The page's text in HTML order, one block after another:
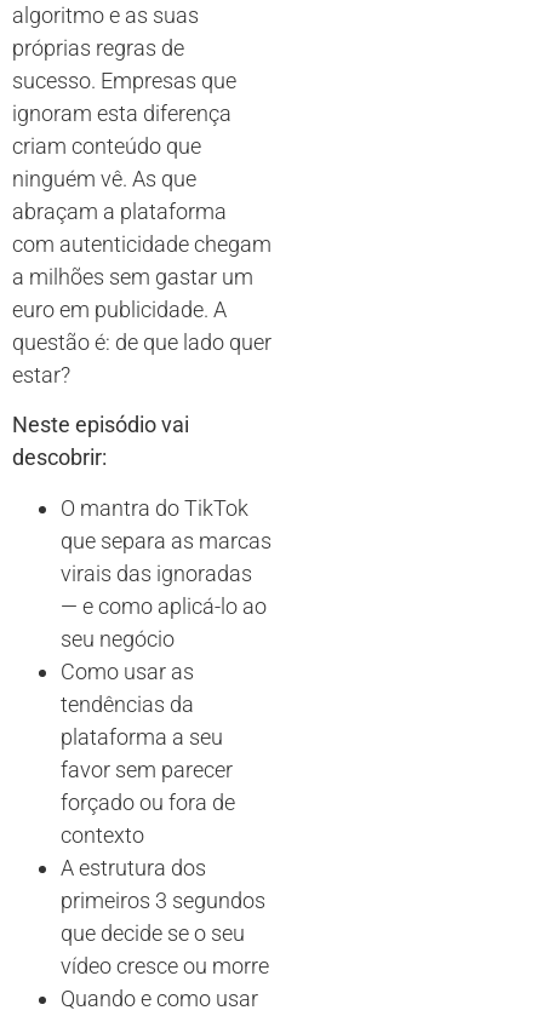
algoritmo e as suas
próprias regras de
sucesso. Empresas que
ignoram esta diferença
criam conteúdo que
ninguém vê. As que
abraçam a plataforma
com autenticidade chegam
a milhões sem gastar um
euro em publicidade. A
questão é: de que lado quer
estar?
Neste episódio vai
descobrir:
O mantra do TikTok
que separa as marcas
virais das ignoradas
— e como aplicá-lo ao
seu negócio
Como usar as
tendências da
plataforma a seu
favor sem parecer
forçado ou fora de
contexto
A estrutura dos
primeiros 3 segundos
que decide se o seu
vídeo cresce ou morre
Quando e como usar